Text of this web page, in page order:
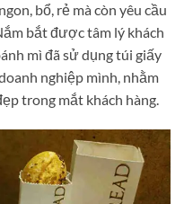
bổ, rẻ mà còn yêu cầu
bắt được tâm lý khách
mì đã sử dụng túi giấy
nghiệp mình, nhằm
trong mắt khách hàng.